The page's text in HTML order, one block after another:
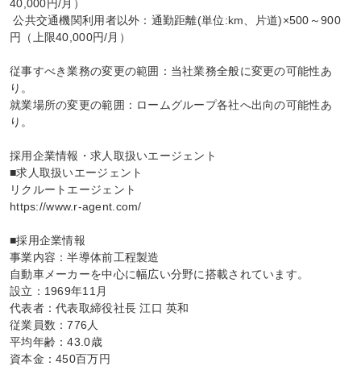
40,000円/月）
公共交通機関利用者以外：通勤距離(単位:km、片道)×500～900
円（上限40,000円/月）
従事すべき業務の変更の範囲：当社業務全般に変更の可能性あ
り。
就業場所の変更の範囲：ロームグループ各社へ出向の可能性あ
り。
採用企業情報・求人取扱いエージェント
■求人取扱いエージェント
リクルートエージェント
https://www.r-agent.com/
■採用企業情報
事業内容：半導体前工程製造
自動車メーカーを中心に幅広い分野に搭載されています。
設立：1969年11月
代表者：代表取締役社長 江口 英和
従業員数：776人
平均年齢：43.0歳
資本金：450百万円